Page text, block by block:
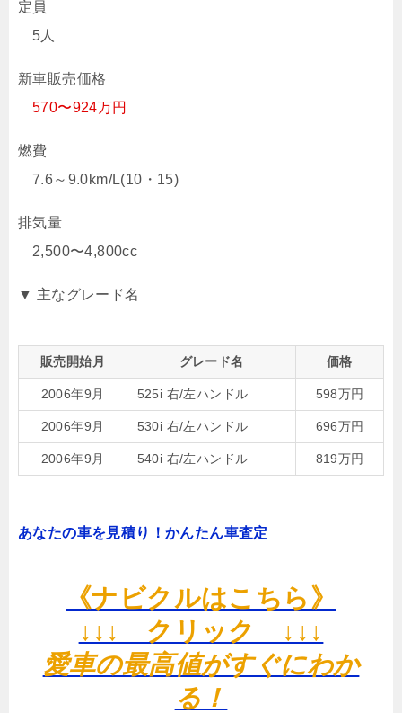
定員
5人
新車販売価格
570〜924万円
燃費
7.6～9.0km/L(10・15)
排気量
2,500〜4,800cc
▼ 主なグレード名
販売開始月 グレード名 価格
2006年9月 525i 右/左ハンドル 598万円
2006年9月 530i 右/左ハンドル 696万円
2006年9月 540i 右/左ハンドル 819万円
あなたの車を見積り！かんたん車査定
《ナビクルはこちら》
↓↓↓ クリック ↓↓↓
愛車の最高値がすぐにわか
る！